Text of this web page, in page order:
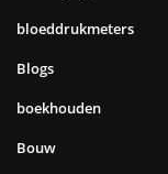
bloeddrukmeters
Blogs
boekhouden
Bouw